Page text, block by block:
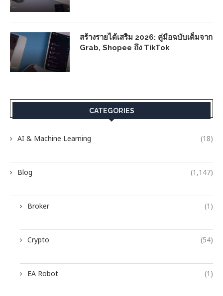
สร้างรายได้เสริม 2026: คู่มือฉบับเต็มจาก
Grab, Shopee ถึง TikTok
CATEGORIES
AI & Machine Learning (18)
Blog (1,147)
Broker (1)
Crypto (54)
EA Robot (1)